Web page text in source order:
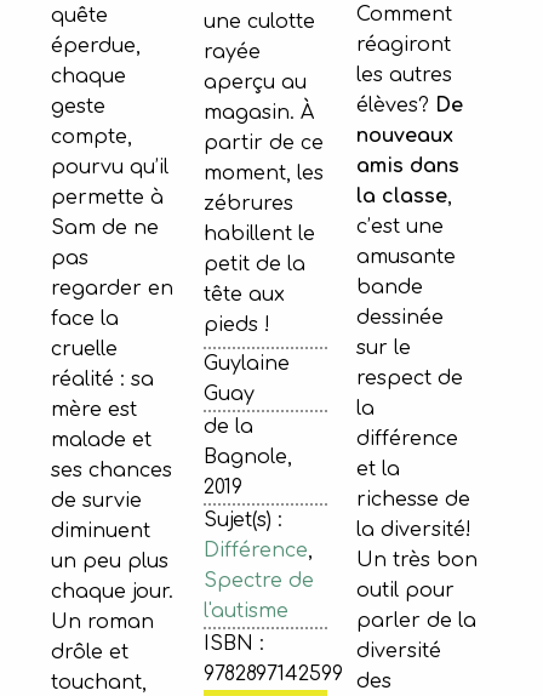
quête
éperdue,
chaque
geste
compte,
pourvu qu’il
permette à
Sam de ne
pas
regarder en
face la
cruelle
réalité : sa
mère est
malade et
ses chances
de survie
diminuent
un peu plus
chaque jour.
Un roman
drôle et
touchant,
une culotte
rayée
aperçu au
magasin. À
partir de ce
moment, les
zébrures
habillent le
petit de la
tête aux
pieds !
Guylaine
Guay
de la
Bagnole,
2019
Sujet(s) :
Différence,
Spectre de
l'autisme
ISBN :
9782897142599
Comment
réagiront
les autres
élèves? De
nouveaux
amis dans
la classe,
c’est une
amusante
bande
dessinée
sur le
respect de
la
différence
et la
richesse de
la diversité!
Un très bon
outil pour
parler de la
diversité
des